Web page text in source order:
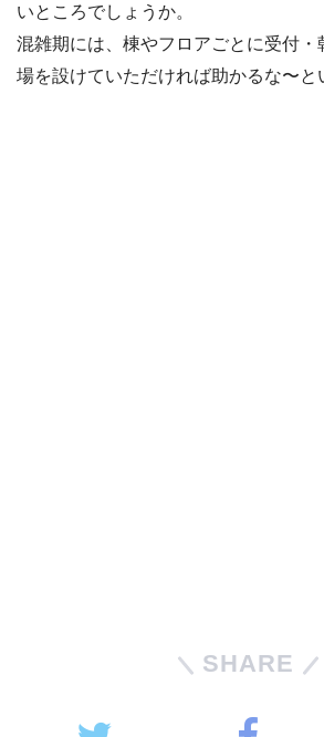
いところでしょうか。
混雑期には、棟やフロアごとに受付・
場を設けていただければ助かるな〜と
SHARE